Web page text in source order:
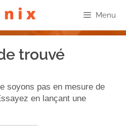
Menu
trouvé
soyons pas en mesure de
en lançant une